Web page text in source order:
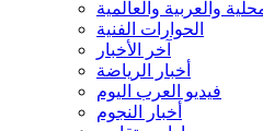
والعربية والعالمية
الحوارات الفنية
آخر الأخبار
أخبار الرياضة
فيديو العرب اليوم
أخبار النجوم